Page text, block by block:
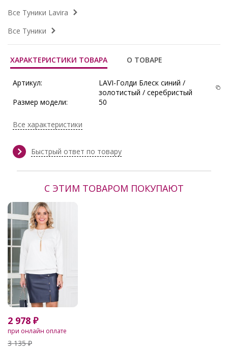
Все Туники Lavira
Все Туники
ХАРАКТЕРИСТИКИ ТОВАРА О ТОВАРЕ
Артикул:
LAVI-Голди Блеск синий /
золотистый / серебристый
Размер модели:
50
Состав:
Сезон:
Весна, Весна/Лето, Демисезон,
Производитель:
Lavira
Все характеристики
Быстрый ответ по товару
С ЭТИМ ТОВАРОМ ПОКУПАЮТ
2 978 ₽
при онлайн оплате
3 135 ₽